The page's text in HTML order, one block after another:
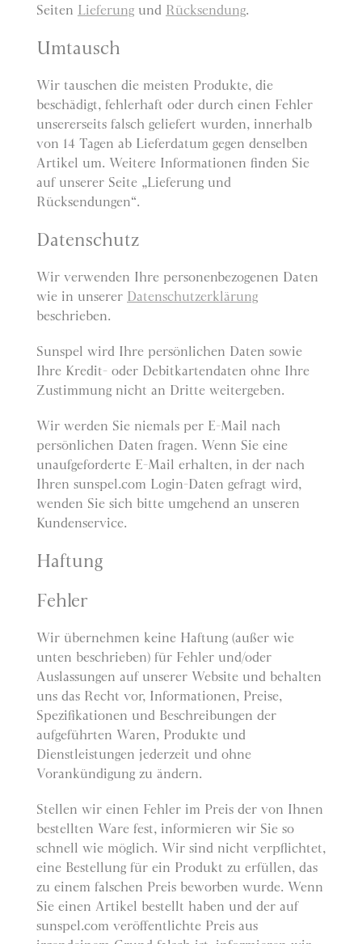
Seiten Lieferung und Rücksendung.
Umtausch
Wir tauschen die meisten Produkte, die
beschädigt, fehlerhaft oder durch einen Fehler
unsererseits falsch geliefert wurden, innerhalb
von 14 Tagen ab Lieferdatum gegen denselben
Artikel um. Weitere Informationen finden Sie
auf unserer Seite „Lieferung und
Rücksendungen“.
Datenschutz
Wir verwenden Ihre personenbezogenen Daten
wie in unserer Datenschutzerklärung
beschrieben.
Sunspel wird Ihre persönlichen Daten sowie
Ihre Kredit- oder Debitkartendaten ohne Ihre
Zustimmung nicht an Dritte weitergeben.
Wir werden Sie niemals per E-Mail nach
persönlichen Daten fragen. Wenn Sie eine
unaufgeforderte E-Mail erhalten, in der nach
Ihren sunspel.com Login-Daten gefragt wird,
wenden Sie sich bitte umgehend an unseren
Kundenservice.
Haftung
Fehler
Wir übernehmen keine Haftung (außer wie
unten beschrieben) für Fehler und/oder
Auslassungen auf unserer Website und behalten
uns das Recht vor, Informationen, Preise,
Spezifikationen und Beschreibungen der
aufgeführten Waren, Produkte und
Dienstleistungen jederzeit und ohne
Vorankündigung zu ändern.
Stellen wir einen Fehler im Preis der von Ihnen
bestellten Ware fest, informieren wir Sie so
schnell wie möglich. Wir sind nicht verpflichtet,
eine Bestellung für ein Produkt zu erfüllen, das
zu einem falschen Preis beworben wurde. Wenn
Sie einen Artikel bestellt haben und der auf
sunspel.com veröffentlichte Preis aus